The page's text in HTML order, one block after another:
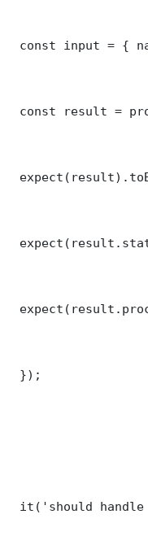
const input = {
const result =
});
it('should